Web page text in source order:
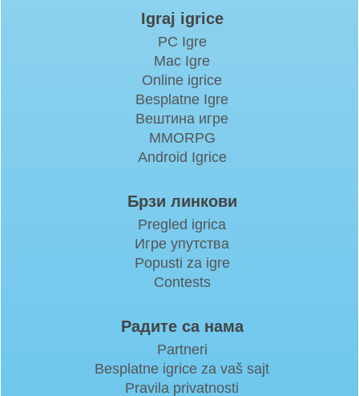
Igraj igrice
PC Igre
Mac Igre
Online igrice
Besplatne Igre
Вештина игре
MMORPG
Android Igrice
Брзи линкови
Pregled igrica
Игре упутства
Popusti za igre
Contests
Радите са нама
Partneri
Besplatne igrice za vaš sajt
Pravila privatnosti